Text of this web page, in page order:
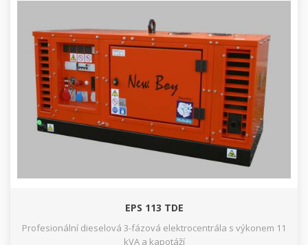
EPS 113 TDE
Profesionální dieselová 3-fázová elektrocentrála s výkonem 11
kVA a kapotáží